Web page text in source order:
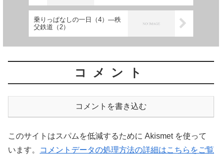
乗りっぱなしの一日（4）―秩
父鉄道（2）
コメント
コメントを書き込む
このサイトはスパムを低減するために Akismet を使って
います。
コメントデータの処理方法の詳細はこちらをご覧